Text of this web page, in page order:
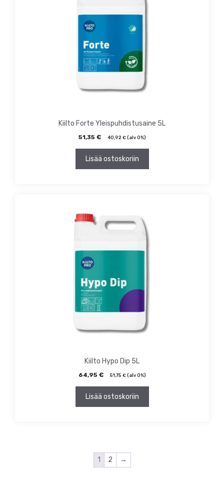
Kiilto Forte Yleispuhdistusaine 5L
51,35 € 40,92 €(alv 0%)
Lisää ostoskoriin
Kiilto Hypo Dip 5L
64,95 € 51,75 €(alv 0%)
Lisää ostoskoriin
1 2 →